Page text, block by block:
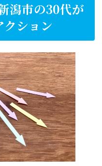
潟市の30代が
ション